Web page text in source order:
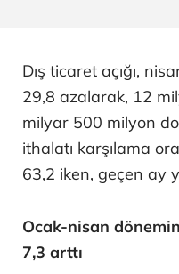
Dış ticaret açığı,
29,8 azalarak, 12
milyar 500 milyon
ithalatı karşılama
63,2 iken, geçen ay
Ocak-nisan
7,3 arttı